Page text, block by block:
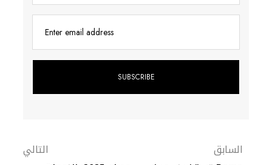
Enter email address
السابق
التالي